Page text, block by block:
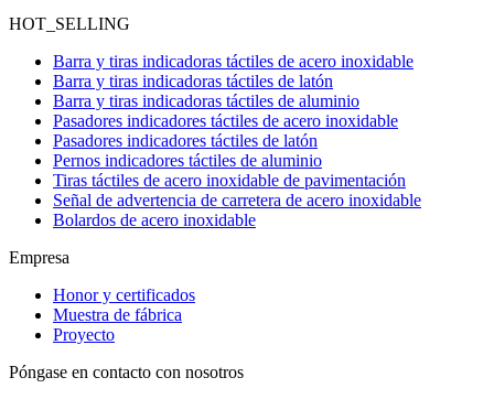
HOT_SELLING
Barra y tiras indicadoras táctiles de acero inoxidable
Barra y tiras indicadoras táctiles de latón
Barra y tiras indicadoras táctiles de aluminio
Pasadores indicadores táctiles de acero inoxidable
Pasadores indicadores táctiles de latón
Pernos indicadores táctiles de aluminio
Tiras táctiles de acero inoxidable de pavimentación
Señal de advertencia de carretera de acero inoxidable
Bolardos de acero inoxidable
Empresa
Honor y certificados
Muestra de fábrica
Proyecto
Póngase en contacto con nosotros